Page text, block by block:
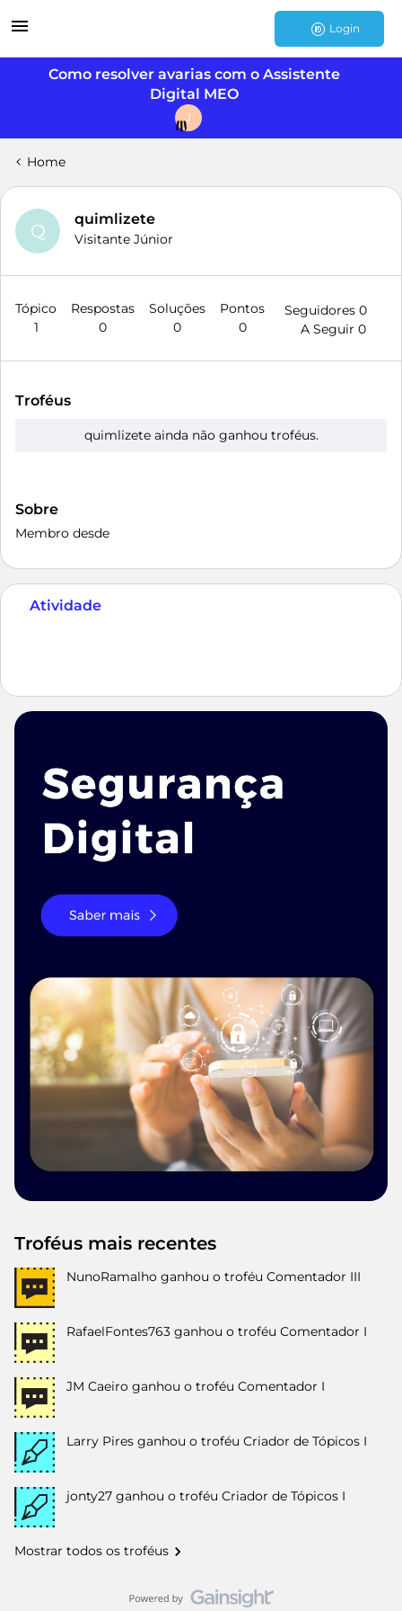
Login
Como resolver avarias com o Assistente
Digital MEO
J
Home
Q
quimlizete
Visitante Júnior
Tópico
1
Respostas
0
Soluções
0
Pontos
0
Seguidores 0
A Seguir 0
Troféus
quimlizete ainda não ganhou troféus.
Sobre
Membro desde
Atividade
Troféus mais recentes
NunoRamalho ganhou o troféu Comentador III
RafaelFontes763 ganhou o troféu Comentador I
JM Caeiro ganhou o troféu Comentador I
Larry Pires ganhou o troféu Criador de Tópicos I
jonty27 ganhou o troféu Criador de Tópicos I
Mostrar todos os troféus